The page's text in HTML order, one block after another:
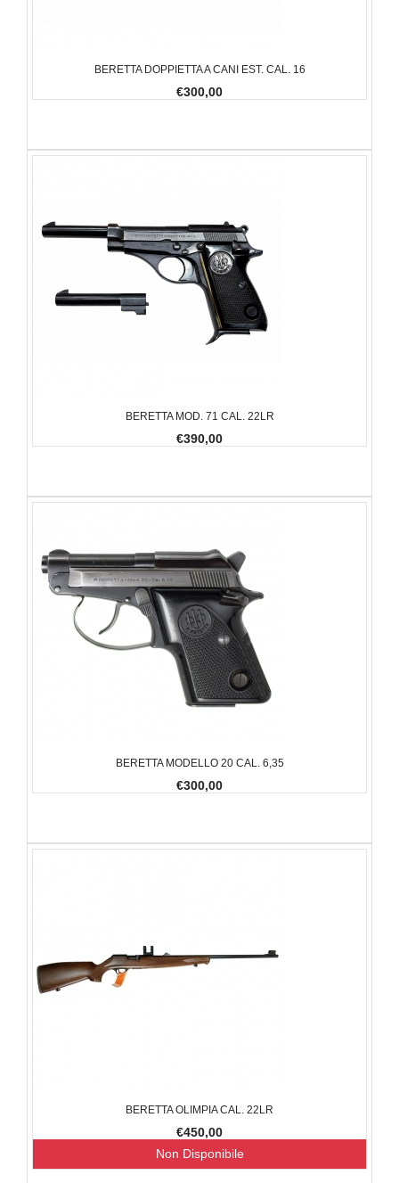
BERETTA DOPPIETTA A CANI EST. CAL. 16
€300,00
BERETTA MOD. 71 CAL. 22LR
€390,00
BERETTA MODELLO 20 CAL. 6,35
€300,00
BERETTA OLIMPIA CAL. 22LR
€450,00
Non Disponibile